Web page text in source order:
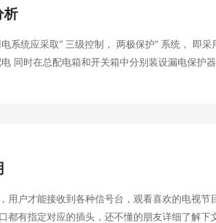
析
同时在总配电箱和开关箱中分别装设漏电保护
用户才能接收到各种信号台，观看喜欢的电视节
都有指定对应的插头，还不懂的朋友详细了解下